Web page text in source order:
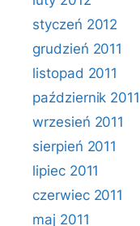
styczeń 2012
grudzień 2011
listopad 2011
październik 2011
wrzesień 2011
sierpień 2011
lipiec 2011
czerwiec 2011
maj 2011